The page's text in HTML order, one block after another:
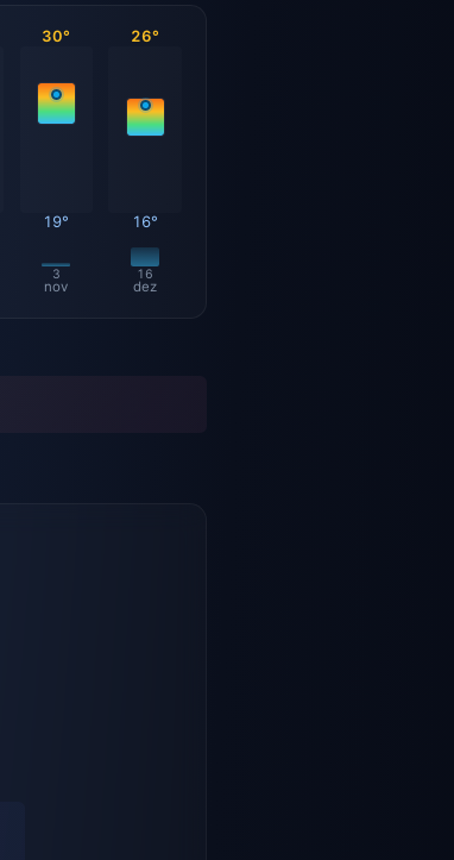
30°
19°
3
nov
26°
16°
16
dez